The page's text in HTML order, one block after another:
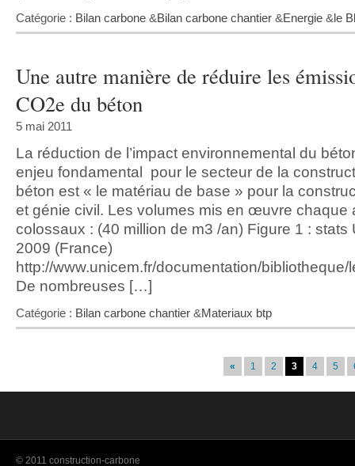
Catégorie : Bilan carbone &Bilan carbone chantier &Energie & le
Une autre manière de réduire les
CO2e du béton
5 mai 2011
La réduction de l’impact environnemental du
enjeu fondamental pour le secteur de la
béton est « le matériau de base » pour la
et génie civil. Les volumes mis en œuvre chaque
colossaux : (40 million de m3 /an) Figure 1 : stats
2009 (France)
http://www.unicem.fr/documentation/
De nombreuses […]
Catégorie : Bilan carbone chantier &Materiaux btp
« 1 2 3 4 5
© 2011 construction-carbone